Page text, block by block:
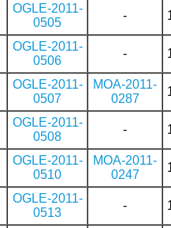
OGLE-2011-
0505
-
OGLE-2011-
0506
-
OGLE-2011-
0507
MOA-2011-
0287
OGLE-2011-
0508
-
OGLE-2011-
0510
MOA-2011-
0247
OGLE-2011-
0513
-